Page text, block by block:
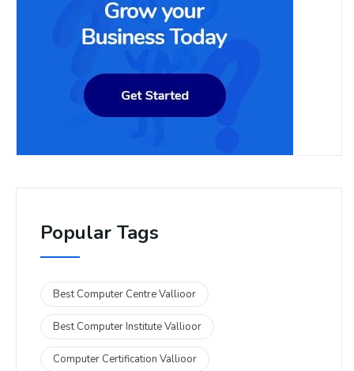
Popular Tags
Best Computer Centre Vallioor
Best Computer Institute Vallioor
Computer Certification Vallioor